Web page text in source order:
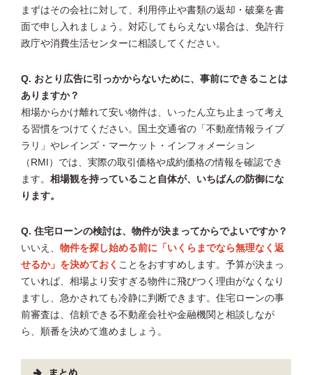
まずはその会社に対して、利用停止や書類の返却・破棄を書
面で申し入れましょう。対応してもらえない場合は、免許行
政庁や消費生活センターに相談してください。
Q. おとり広告に引っかからないために、事前にできることは
ありますか？
相場からかけ離れて安い物件は、いったん立ち止まって考え
る習慣をつけてください。国土交通省の「不動産情報ライブ
ラリ」やレインズ・マーケット・インフォメーション
（RMI）では、実際の取引価格や成約価格の情報を確認でき
ます。 相場観を持っていること自体が、いちばんの防御にな
ります。
Q. 住宅ローンの検討は、物件が決まってからでよいですか？
いいえ、 物件を探し始める前に「いくらまでなら無理なく返
せるか」を決めておく ことをおすすめします。予算が決まっ
ていれば、相場より安すぎる物件に飛びつく理由がなくなり
ますし、急かされても冷静に判断できます。住宅ローンの事
前審査は、信頼できる不動産会社や金融機関と相談しなが
ら、順番を決めて進めましょう。